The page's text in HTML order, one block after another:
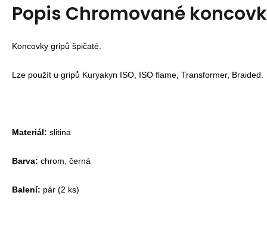
Popis Chromované
Koncovky gripů špičaté.
Lze použít u gripů Kuryakyn ISO, ISO flame, Transformer, Braided.
Materiál: slitina
Barva: chrom, černá
Balení: pár (2 ks)